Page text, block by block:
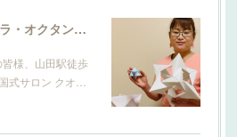
あなたの心を灯すステラ・オクタンギュラ
様、山田駅徒歩
式サロン クオ…